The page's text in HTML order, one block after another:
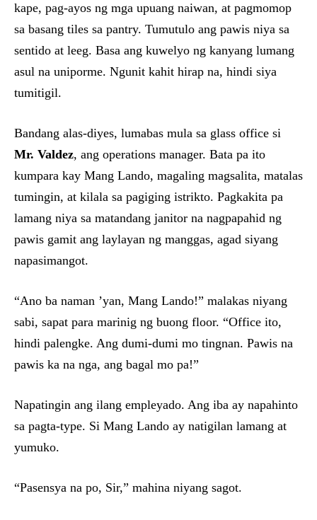
kape, pag-ayos ng mga upuang naiwan, at pagmomop
sa basang tiles sa pantry. Tumutulo ang pawis niya sa
sentido at leeg. Basa ang kuwelyo ng kanyang lumang
asul na uniporme. Ngunit kahit hirap na, hindi siya
tumitigil.
Bandang alas-diyes, lumabas mula sa glass office si
Mr. Valdez, ang operations manager. Bata pa ito
kumpara kay Mang Lando, magaling magsalita, matalas
tumingin, at kilala sa pagiging istrikto. Pagkakita pa
lamang niya sa matandang janitor na nagpapahid ng
pawis gamit ang laylayan ng manggas, agad siyang
napasimangot.
“Ano ba naman ’yan, Mang Lando!” malakas niyang
sabi, sapat para marinig ng buong floor. “Office ito,
hindi palengke. Ang dumi-dumi mo tingnan. Pawis na
pawis ka na nga, ang bagal mo pa!”
Napatingin ang ilang empleyado. Ang iba ay napahinto
sa pagta-type. Si Mang Lando ay natigilan lamang at
yumuko.
“Pasensya na po, Sir,” mahina niyang sagot.